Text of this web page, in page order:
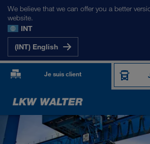
We believe that we can offer you a better
website.
INT
(INT) English
Je suis client
PORTFOLIO